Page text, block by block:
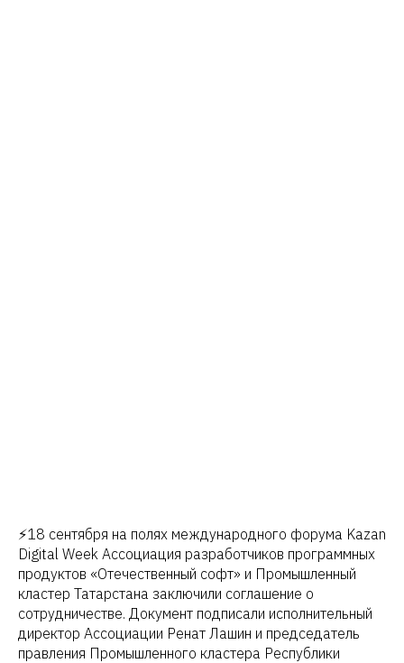
⚡️18 сентября на полях международного форума Kazan
Digital Week Ассоциация разработчиков программных
продуктов «Отечественный софт» и Промышленный
кластер Татарстана заключили соглашение о
сотрудничестве. Документ подписали исполнительный
директор Ассоциации Ренат Лашин и председатель
правления Промышленного кластера Республики